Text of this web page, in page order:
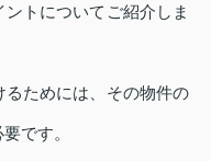
トについてご紹介しま
るためには、その物件の
です。